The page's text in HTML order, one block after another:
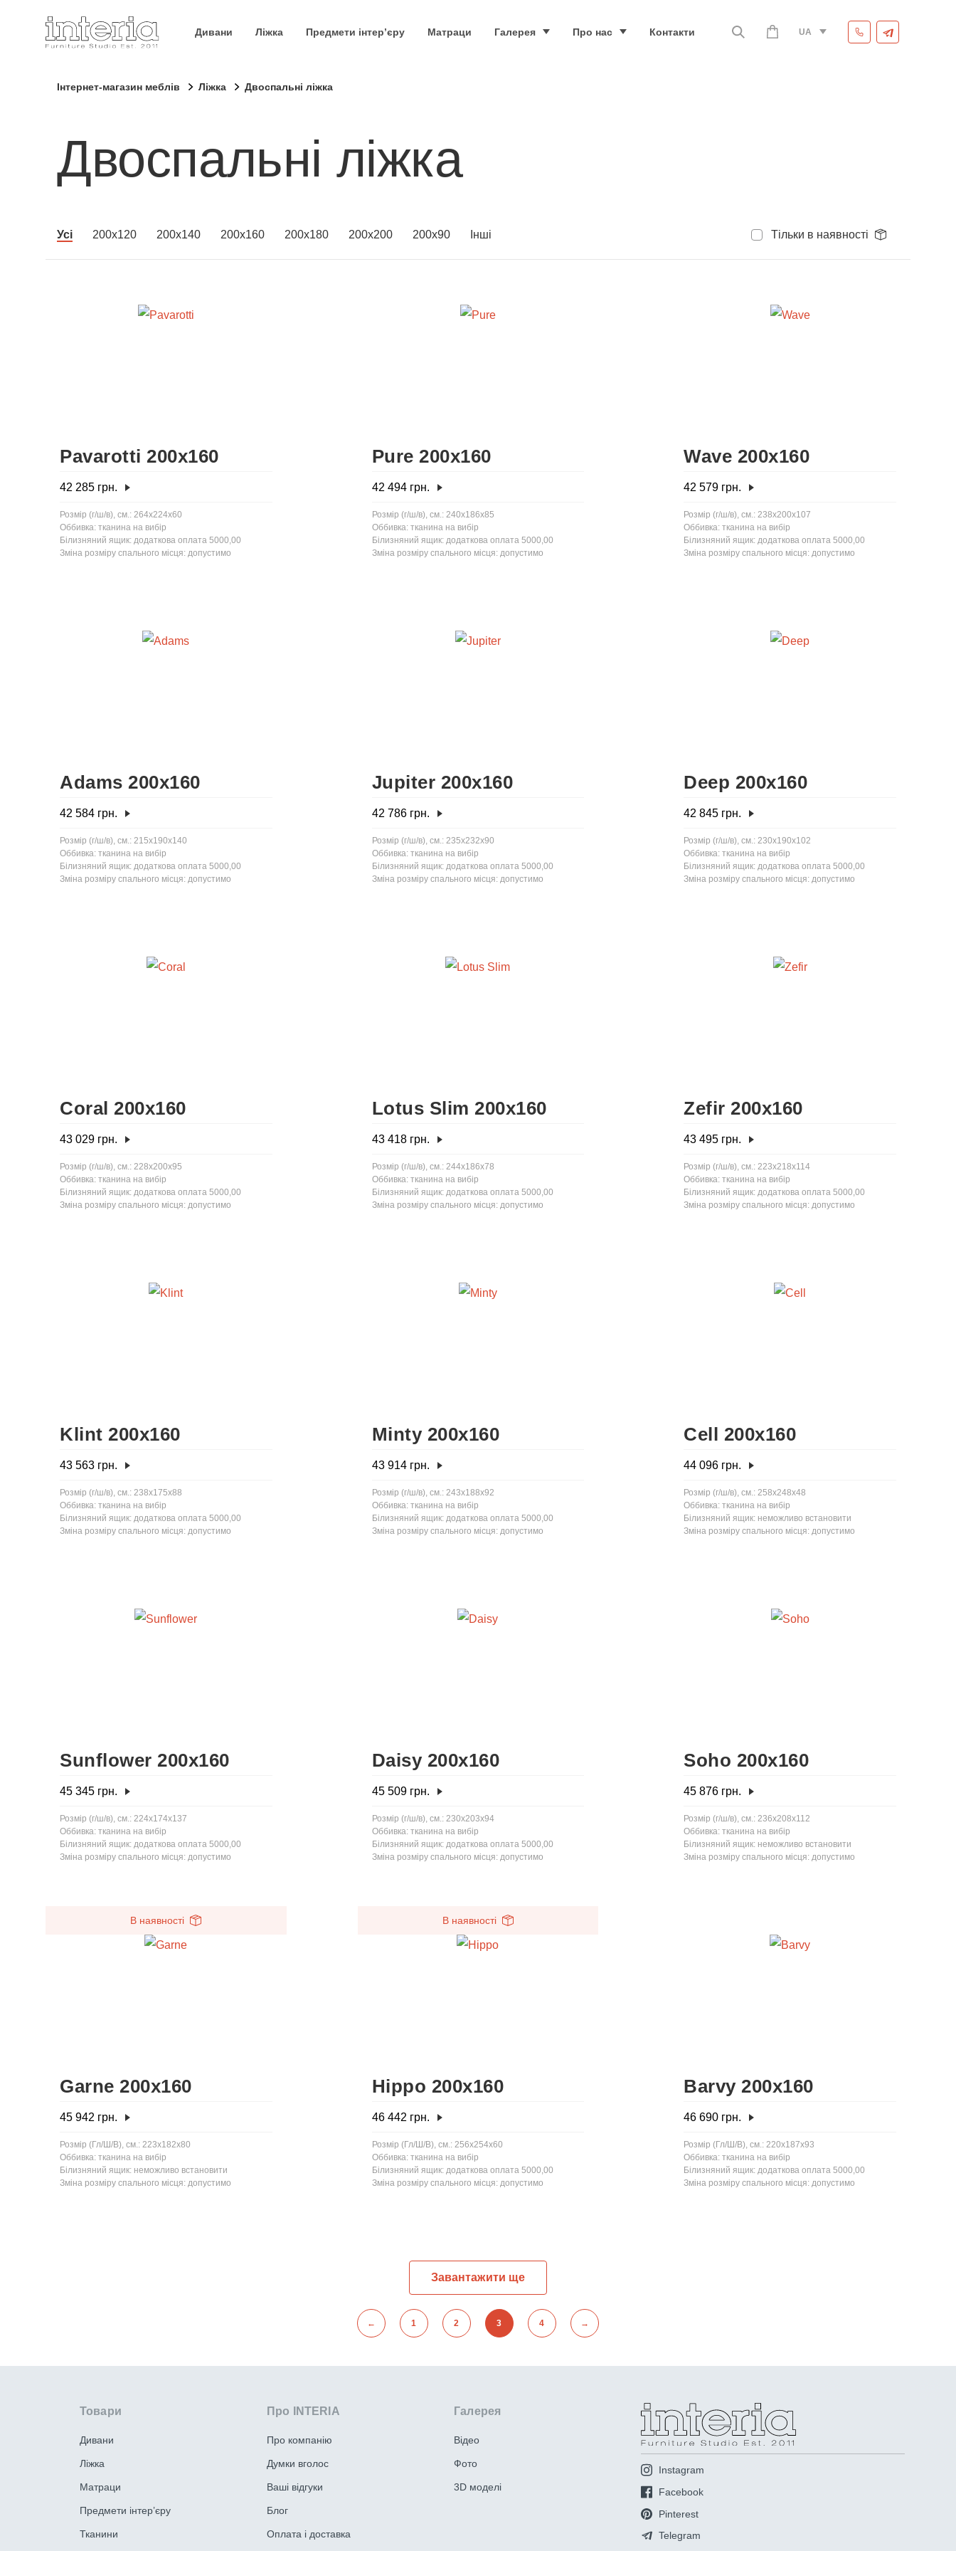
Дивани Ліжка Предмети інтер’єру Матраци Галерея Про нас Контакти UA
Інтернет-магазин меблів Ліжка Двоспальні ліжка
Двоспальні ліжка
Усі 200x120 200x140 200x160 200x180 200x200 200x90 Інші Тільки в наявності
Pavarotti 200x160
42 285 грн.
Розмір (г/ш/в), см.: 264x224x60
Оббивка: тканина на вибір
Білизняний ящик: додаткова оплата 5000,00
Зміна розміру спального місця: допустимо
Pure 200x160
42 494грн.
Розмір (г/ш/в), см.: 240x186x85
Оббивка: тканина на вибір
Білизняний ящик: додаткова оплата 5000,00
Зміна розміру спального місця: допустимо
Wave 200x160
42 579 грн.
Розмір (г/ш/в), см.: 238x200x107
Оббивка: тканина на вибір
Білизняний ящик: додаткова оплата 5000,00
Зміна розміру спального місця: допустимо
Adams 200x160
42 584 грн.
Розмір (г/ш/в), см.: 215x190x140
Оббивка: тканина на вибір
Білизняний ящик: додаткова оплата 5000,00
Зміна розміру спального місця: допустимо
Jupiter 200x160
42 786грн.
Розмір (г/ш/в), см.: 235x232x90
Оббивка: тканина на вибір
Білизняний ящик: додаткова оплата 5000,00
Зміна розміру спального місця: допустимо
Deep 200x160
42 845 грн.
Розмір (г/ш/в), см.: 230x190x102
Оббивка: тканина на вибір
Білизняний ящик: додаткова оплата 5000,00
Зміна розміру спального місця: допустимо
Coral 200x160
43 029 грн.
Розмір (г/ш/в), см.: 228x200x95
Оббивка: тканина на вибір
Білизняний ящик: додаткова оплата 5000,00
Зміна розміру спального місця: допустимо
Lotus Slim 200x160
43 418грн.
Розмір (г/ш/в), см.: 244x186x78
Оббивка: тканина на вибір
Білизняний ящик: додаткова оплата 5000,00
Зміна розміру спального місця: допустимо
Zefir 200x160
43 495 грн.
Розмір (г/ш/в), см.: 223x218x114
Оббивка: тканина на вибір
Білизняний ящик: додаткова оплата 5000,00
Зміна розміру спального місця: допустимо
Klint 200x160
43 563 грн.
Розмір (г/ш/в), см.: 238x175x88
Оббивка: тканина на вибір
Білизняний ящик: додаткова оплата 5000,00
Зміна розміру спального місця: допустимо
Minty 200x160
43 914грн.
Розмір (г/ш/в), см.: 243x188x92
Оббивка: тканина на вибір
Білизняний ящик: додаткова оплата 5000,00
Зміна розміру спального місця: допустимо
Cell 200x160
44 096 грн.
Розмір (г/ш/в), см.: 258x248x48
Оббивка: тканина на вибір
Білизняний ящик: неможливо встановити
Зміна розміру спального місця: допустимо
Sunflower 200x160
45 345 грн.
Розмір (г/ш/в), см.: 224x174x137
Оббивка: тканина на вибір
Білизняний ящик: додаткова оплата 5000,00
Зміна розміру спального місця: допустимо
Daisy 200x160
45 509грн.
Розмір (г/ш/в), см.: 230x203x94
Оббивка: тканина на вибір
Білизняний ящик: додаткова оплата 5000,00
Зміна розміру спального місця: допустимо
Soho 200x160
45 876 грн.
Розмір (г/ш/в), см.: 236x208x112
Оббивка: тканина на вибір
Білизняний ящик: неможливо встановити
Зміна розміру спального місця: допустимо
В наявності
Garne 200x160
45 942 грн.
Розмір (Гл/Ш/В), см.: 223x182x80
Оббивка: тканина на вибір
Білизняний ящик: неможливо встановити
Зміна розміру спального місця: допустимо
В наявності
Hippo 200x160
46 442 грн.
Розмір (Гл/Ш/В), см.: 256x254x60
Оббивка: тканина на вибір
Білизняний ящик: додаткова оплата 5000,00
Зміна розміру спального місця: допустимо
Barvy 200x160
46 690 грн.
Розмір (Гл/Ш/В), см.: 220x187x93
Оббивка: тканина на вибір
Білизняний ящик: додаткова оплата 5000,00
Зміна розміру спального місця: допустимо
Завантажити ще
← 1 2 3 4 →
Товари
Дивани
Ліжка
Матраци
Предмети інтер’єру
Тканини
Про INTERIA
Про компанію
Думки вголос
Ваші відгуки
Блог
Оплата і доставка
Галерея
Відео
Фото
3D моделі
Instagram
Facebook
Pinterest
Telegram